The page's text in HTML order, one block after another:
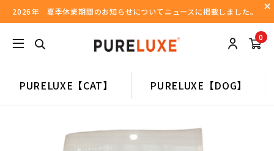
2026年 夏季休業期間のお知らせについてニュースに掲載しました。
0
PURELUXE【CAT】 PURELUXE【DOG】